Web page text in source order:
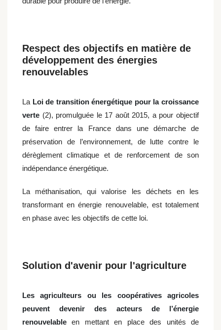
Respect des objectifs en matière de
développement des énergies
renouvelables
La Loi de transition énergétique pour la croissance
verte (2), promulguée le 17 août 2015, a pour objectif
de faire entrer la France dans une démarche de
préservation de l’environnement, de lutte contre le
dérèglement climatique et de renforcement de son
indépendance énergétique.
La méthanisation, qui valorise les déchets en les
transformant en énergie renouvelable, est totalement
en phase avec les objectifs de cette loi.
Solution d'avenir pour l'agriculture
Les agriculteurs ou les coopératives agricoles
peuvent devenir des acteurs de l’énergie
renouvelable en mettant en place des unités de